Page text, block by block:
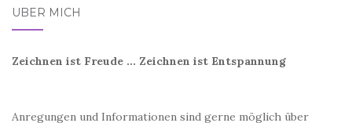
ÜBER MICH
Zeichnen ist Freude ... Zeichnen ist Entspannung
Anregungen und Informationen sind gerne möglich über